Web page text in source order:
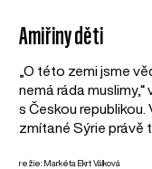
Amiřiny děti
„O této zemi jsme
nemá ráda
s Českou republikou.
zmítané Sýrie právě
režie: Markéta Ekrt Válková